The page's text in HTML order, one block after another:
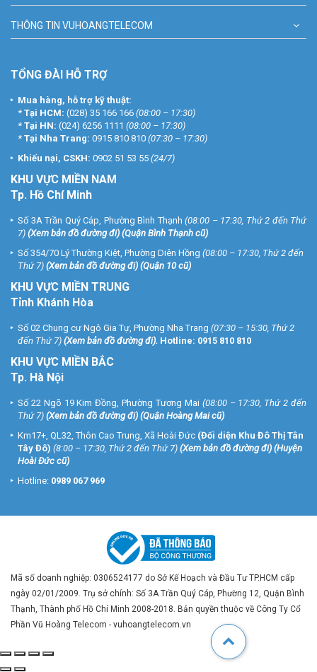
THÔNG TIN VUHOANGTELECOM
TỔNG ĐÀI HỖ TRỢ
Mua hàng, hỗ trợ kỹ thuật:
* Tại HCM: (028) 35 166 166 (08:00 – 17:30)
* Tại HN: (024) 6256 1111 (08:00 – 17:30)
* Tại Nha Trang: 0915 810 810 (07:30 – 17:30)
Khiếu nại, CSKH: 0902 51 53 55 (24/7)
KHU VỰC MIỀN NAM
Tp. Hồ Chí Minh
Số 3A Trần Quý Cáp, Phường Bình Thạnh (08:00 – 17:30, Thứ 2 đến Thứ
7) (Xem bản đồ đường đi) (Quận Bình Thạnh cũ)
Số 354/70 Lý Thường Kiệt, Phường Diên Hồng (08:00 – 17:30, Thứ 2 đến
Thứ 7) (Xem bản đồ đường đi) (Quận 10 cũ)
KHU VỰC MIỀN TRUNG
Tỉnh Khánh Hòa
Số 02 Chung cư Ngô Gia Tự, Phường Nha Trang (07:30 – 15:30, Thứ 2
đến Thứ 7) (Xem bản đồ đường đi). Hotline: 0915 810 810
KHU VỰC MIỀN BẮC
Tp. Hà Nội
Số 22 Ngõ 19 Kim Đồng, Phường Tương Mai (08:00 – 17:30, Thứ 2 đến
Thứ 7) (Xem bản đồ đường đi) (Quận Hoàng Mai cũ)
Km17+, QL32, Thôn Cao Trung, Xã Hoài Đức (Đối diện Khu Đô Thị Tân
Tây Đô) (8:00 – 17:30, Thứ 2 đến Thứ 7) (Xem bản đồ đường đi) (Huyện
Hoài Đức cũ)
Hotline: 0989 067 969
Mã số doanh nghiệp: 0306524177 do Sở Kế Hoạch và Đầu Tư TP.HCM cấp
ngày 02/01/2009. Trụ sở chính: Số 3A Trần Quý Cáp, Phường 12, Quận Bình
Thạnh, Thành phố Hồ Chí Minh 2008-2018. Bản quyền thuộc về Công Ty Cổ
Phần Vũ Hoàng Telecom - vuhoangtelecom.vn